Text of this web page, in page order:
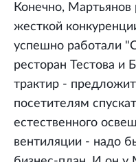
Конечно, Мартьянов
жесткой
успешно работали
ресторан Тестова и
трактир -
посетителям
естественного
вентиляции - надо